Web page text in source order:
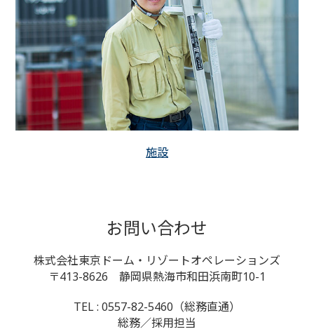
施設
お問い合わせ
株式会社東京ドーム・リゾートオペレーションズ
〒413-8626 静岡県熱海市和田浜南町10-1
TEL : 0557-82-5460（総務直通）
総務／採用担当